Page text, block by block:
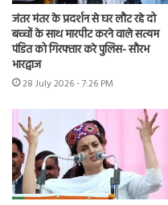
जंतर मंतर के प्रदर्शन से घर लौट रहे दो
बच्चों के साथ मारपीट करने वाले सत्यम
पंडित को गिरफ्तार करे पुलिस- सौरभ
भारद्वाज
28 July 2026 - 7:26 PM